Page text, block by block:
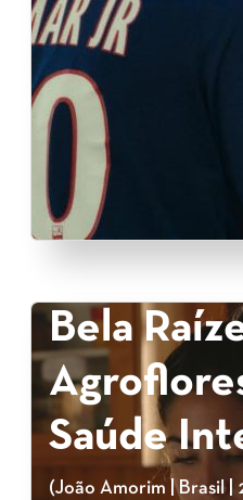
Bela
Saúde
(João Amorim | Brasil |